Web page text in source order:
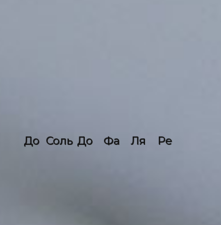
До Соль До Фа Ля Ре